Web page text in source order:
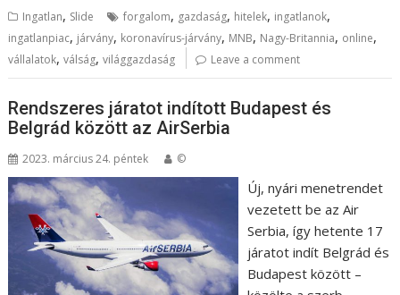
Ingatlan, Slide forgalom, gazdaság, hitelek, ingatlanok,
ingatlanpiac, járvány, koronavírus-járvány, MNB, Nagy-Britannia, online,
vállalatok,válság,világgazdaság Leave a comment
Rendszeres járatot indított Budapest és
Belgrád között az AirSerbia
2023. március 24. péntek ©
Új, nyári menetrendet
vezetett be az Air
Serbia, így hetente 17
járatot indít Belgrád és
Budapest között –